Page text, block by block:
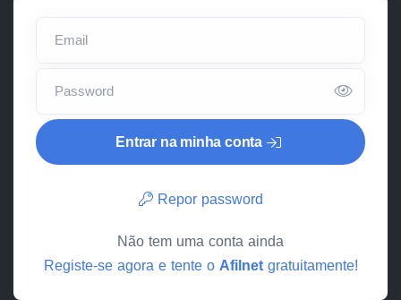
Email
Password
Entrar na minha conta
Repor password
Não tem uma conta ainda
Registe-se agora e tente o Afilnetgratuitamente!